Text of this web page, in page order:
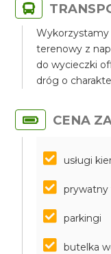
Wykorzystamy
terenowy z
do wycieczki
dróg o
CENA
usługi
prywatny
parkingi
butelka